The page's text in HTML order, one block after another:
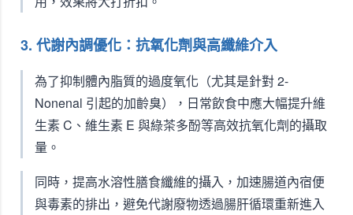
3. 代謝內調優化：抗氧化劑與高纖維介入
為了抑制體內脂質的過度氧化（尤其是針對 2-
Nonenal 引起的加齡臭），日常飲食中應大幅提升維
生素 C、維生素 E 與綠茶多酚等高效抗氧化劑的攝取
量。
同時，提高水溶性膳食纖維的攝入，加速腸道內宿便
與毒素的排出，避免代謝廢物透過腸肝循環重新進入